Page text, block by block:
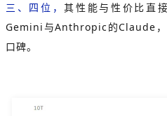
三、四位，其性能与性价比直
Gemini与Anthropic的Claude，
口碑。